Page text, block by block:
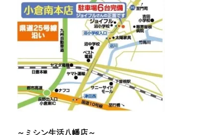
～ミシン生活八幡店～